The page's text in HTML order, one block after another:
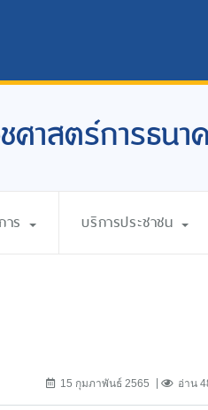
ศาสตร์การธนา
ร บริการประชาชน
15 กุมภาพันธ์ 2565 อ่าน